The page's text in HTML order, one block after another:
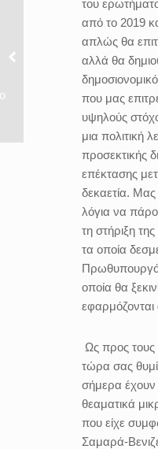
του
από το 2019
απλώς θα
αλλά θα
που μας
υψηλούς
μια πολιτική
προσεκτικής
επέκτασης
δεκαετία. Μας
λόγια να
τη στήριξη
τα οποία
οποία θα
Ως προς τους
τώρα σας
σήμερα έχουν
θεαματικά
που είχε
Σαμαρά-